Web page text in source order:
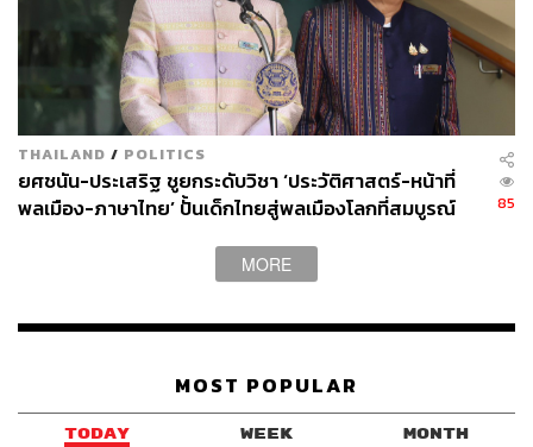
เลิกสนใจไข่ต้มครึ่งซีก และมาปฏิรูปการศึกษาด้วยการ
เปลี่ยนวิธีคิดแบบง่ายๆ ดีกว่าไหม
TAGS: เด็กไทย ปัญหาระบบการศึกษาไทย
ไข่ต้ม
การศึกษาไทย
จินตนาการ
ABOUT THE AUTHOR
THAILAND / POLITICS
ยศชนัน-ประเสริฐ ชูยกระดับวิชา ‘ประวัติศาสตร์-หน้าที่
พลเมือง-ภาษาไทย’ ปั้นเด็กไทยสู่พลเมืองโลกที่สมบูรณ์
85
MORE
MOST POPULAR
TODAY WEEK MONTH